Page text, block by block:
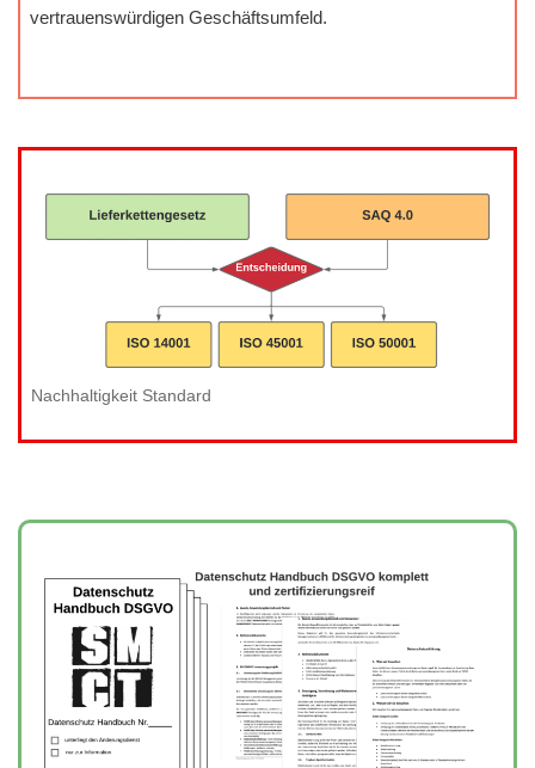
vertrauenswürdigen Geschäftsumfeld.
Nachhaltigkeit Standard